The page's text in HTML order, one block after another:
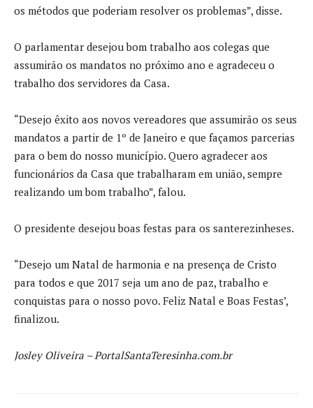
os métodos que poderiam resolver os problemas”, disse.
O parlamentar desejou bom trabalho aos colegas que
assumirão os mandatos no próximo ano e agradeceu o
trabalho dos servidores da Casa.
“Desejo êxito aos novos vereadores que assumirão os seus
mandatos a partir de 1º de Janeiro e que façamos parcerias
para o bem do nosso município. Quero agradecer aos
funcionários da Casa que trabalharam em união, sempre
realizando um bom trabalho”, falou.
O presidente desejou boas festas para os santerezinheses.
“Desejo um Natal de harmonia e na presença de Cristo
para todos e que 2017 seja um ano de paz, trabalho e
conquistas para o nosso povo. Feliz Natal e Boas Festas’,
finalizou.
Josley Oliveira – PortalSantaTeresinha.com.br